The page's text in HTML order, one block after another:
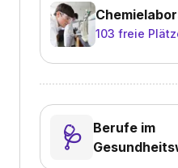
103 freie
🩺
Berufe im